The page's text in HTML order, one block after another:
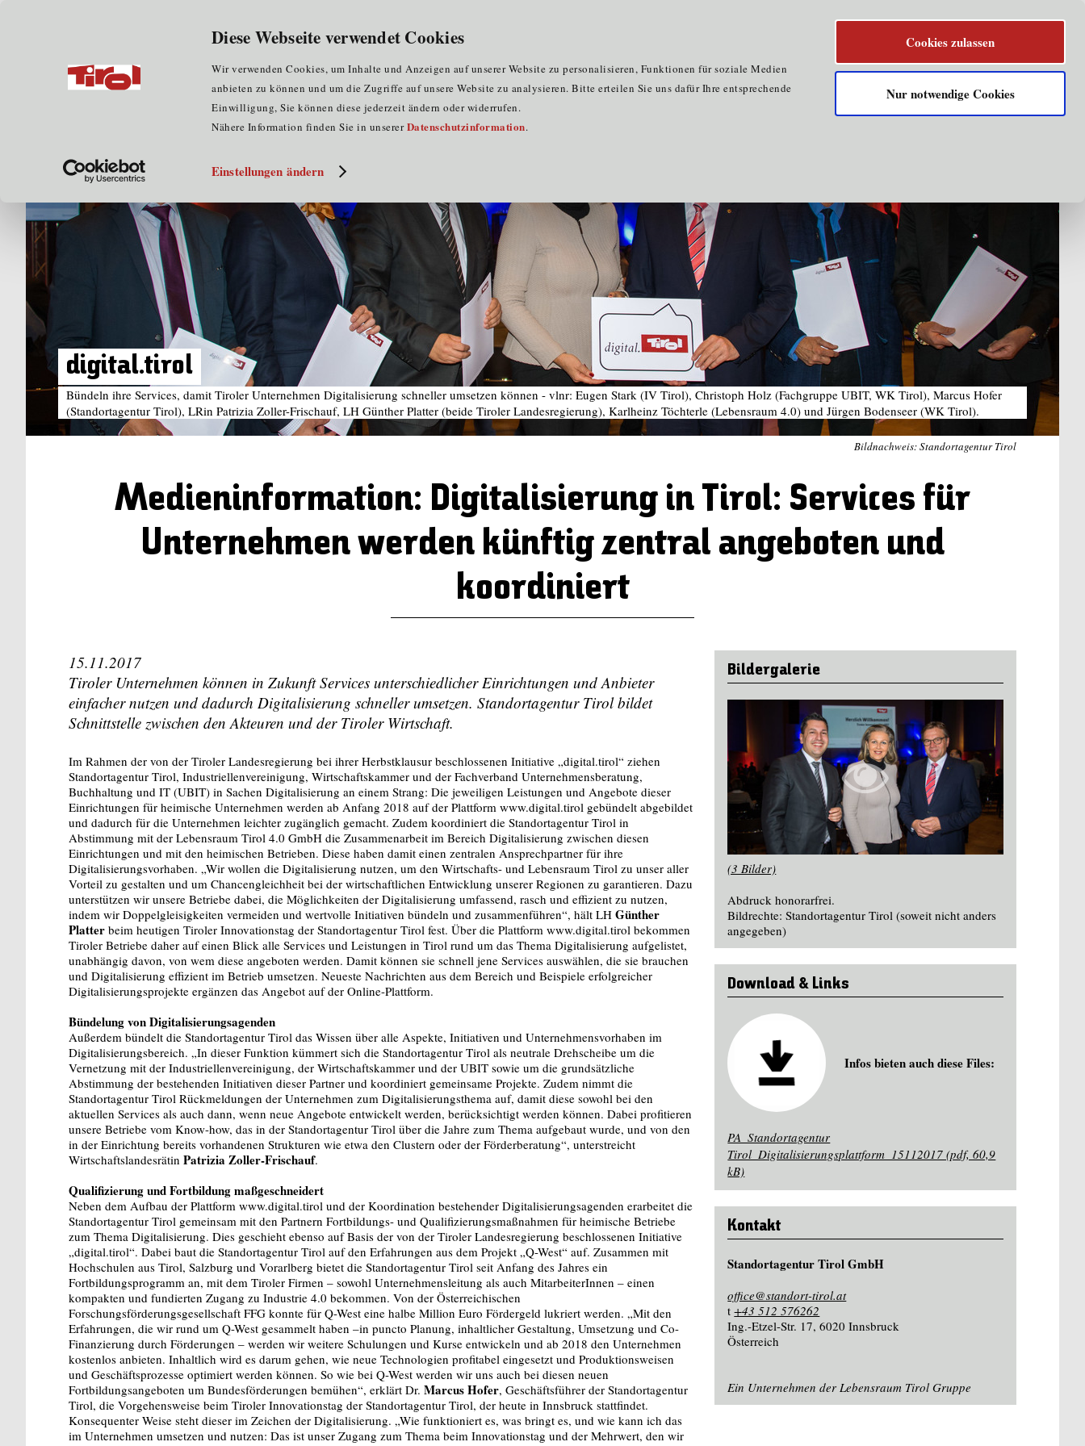
Diese Webseite verwendet Cookies
Wir verwenden Cookies, um Inhalte und Anzeigen auf unserer Website zu personalisieren, Funktionen für soziale Medien
anbieten zu können und um die Zugriffe auf unsere Website zu analysieren. Bitte erteilen Sie uns dafür Ihre entsprechende
Einwilligung, Sie können diese jederzeit ändern oder widerrufen.
Nähere Information finden Sie in unsererDatenschutzinformation.
Einstellungen ändern
Cookies zulassen
Nur notwendige Cookies
Home Presse
Bildnachweis: Standortagentur Tirol
digital.tirol
Bündeln ihre Services, damit Tiroler Unternehmen Digitalisierung schneller umsetzen können - vlnr: Eugen Stark (IV Tirol), Christoph Holz (Fachgruppe UBIT, WK Tirol), Marcus Hofer
(Standortagentur Tirol), LRin Patrizia Zoller-Frischauf, LH Günther Platter (beide Tiroler Landesregierung), Karlheinz Töchterle (Lebensraum 4.0) und Jürgen Bodenseer (WK Tirol).
Medieninformation: Digitalisierung in Tirol: Services für
Unternehmen werden künftig zentral angeboten und
koordiniert
15.11.2017
Tiroler Unternehmen können in Zukunft Services unterschiedlicher Einrichtungen und Anbieter
einfacher nutzen und dadurch Digitalisierung schneller umsetzen. Standortagentur Tirol bildet
Schnittstelle zwischen den Akteuren und der Tiroler Wirtschaft.
Im Rahmen der von der Tiroler Landesregierung bei ihrer Herbstklausur beschlossenen Initiative „digital.tirol“ ziehen
Standortagentur Tirol, Industriellenvereinigung, Wirtschaftskammer und der Fachverband Unternehmensberatung,
Buchhaltung und IT (UBIT) in Sachen Digitalisierung an einem Strang: Die jeweiligen Leistungen und Angebote dieser
Einrichtungen für heimische Unternehmen werden ab Anfang 2018 auf der Plattform www.digital.tirol gebündelt abgebildet
und dadurch für die Unternehmen leichter zugänglich gemacht. Zudem koordiniert die Standortagentur Tirol in
Abstimmung mit der Lebensraum Tirol 4.0 GmbH die Zusammenarbeit im Bereich Digitalisierung zwischen diesen
Einrichtungen und mit den heimischen Betrieben. Diese haben damit einen zentralen Ansprechpartner für ihre
Digitalisierungsvorhaben. „Wir wollen die Digitalisierung nutzen, um den Wirtschafts- und Lebensraum Tirol zu unser aller
Vorteil zu gestalten und um Chancengleichheit bei der wirtschaftlichen Entwicklung unserer Regionen zu garantieren. Dazu
unterstützen wir unsere Betriebe dabei, die Möglichkeiten der Digitalisierung umfassend, rasch und effizient zu nutzen,
indem wir Doppelgleisigkeiten vermeiden und wertvolle Initiativen bündeln und zusammenführen“, hält LH Günther
Platterbeim heutigen Tiroler Innovationstag der Standortagentur Tirol fest. Über die Plattform www.digital.tirol bekommen
Tiroler Betriebe daher auf einen Blick alle Services und Leistungen in Tirol rund um das Thema Digitalisierung aufgelistet,
unabhängig davon, von wem diese angeboten werden. Damit können sie schnell jene Services auswählen, die sie brauchen
und Digitalisierung effizient im Betrieb umsetzen. Neueste Nachrichten aus dem Bereich und Beispiele erfolgreicher
Digitalisierungsprojekte ergänzen das Angebot auf der Online-Plattform.
Bündelung von Digitalisierungsagenden
Außerdem bündelt die Standortagentur Tirol das Wissen über alle Aspekte, Initiativen und Unternehmensvorhaben im
Digitalisierungsbereich. „In dieser Funktion kümmert sich die Standortagentur Tirol als neutrale Drehscheibe um die
Vernetzung mit der Industriellenvereinigung, der Wirtschaftskammer und der UBIT sowie um die grundsätzliche
Abstimmung der bestehenden Initiativen dieser Partner und koordiniert gemeinsame Projekte. Zudem nimmt die
Standortagentur Tirol Rückmeldungen der Unternehmen zum Digitalisierungsthema auf, damit diese sowohl bei den
aktuellen Services als auch dann, wenn neue Angebote entwickelt werden, berücksichtigt werden können. Dabei profitieren
unsere Betriebe vom Know-how, das in der Standortagentur Tirol über die Jahre zum Thema aufgebaut wurde, und von den
in der Einrichtung bereits vorhandenen Strukturen wie etwa den Clustern oder der Förderberatung“, unterstreicht
Wirtschaftslandesrätin Patrizia Zoller-Frischauf.
Qualifizierung und Fortbildung maßgeschneidert
Neben dem Aufbau der Plattform www.digital.tirol und der Koordination bestehender Digitalisierungsagenden erarbeitet die
Standortagentur Tirol gemeinsam mit den Partnern Fortbildungs- und Qualifizierungsmaßnahmen für heimische Betriebe
zum Thema Digitalisierung. Dies geschieht ebenso auf Basis der von der Tiroler Landesregierung beschlossenen Initiative
„digital.tirol“. Dabei baut die Standortagentur Tirol auf den Erfahrungen aus dem Projekt „Q-West“ auf. Zusammen mit
Hochschulen aus Tirol, Salzburg und Vorarlberg bietet die Standortagentur Tirol seit Anfang des Jahres ein
Fortbildungsprogramm an, mit dem Tiroler Firmen – sowohl Unternehmensleitung als auch MitarbeiterInnen – einen
kompakten und fundierten Zugang zu Industrie 4.0 bekommen. Von der Österreichischen
Forschungsförderungsgesellschaft FFG konnte für Q-West eine halbe Million Euro Fördergeld lukriert werden. „Mit den
Erfahrungen, die wir rund um Q-West gesammelt haben –in puncto Planung, inhaltlicher Gestaltung, Umsetzung und Co-
Finanzierung durch Förderungen – werden wir weitere Schulungen und Kurse entwickeln und ab 2018 den Unternehmen
kostenlos anbieten. Inhaltlich wird es darum gehen, wie neue Technologien profitabel eingesetzt und Produktionsweisen
und Geschäftsprozesse optimiert werden können. So wie bei Q-West werden wir uns auch bei diesen neuen
Fortbildungsangeboten um Bundesförderungen bemühen“, erklärt Dr. Marcus Hofer, Geschäftsführer der Standortagentur
Tirol, die Vorgehensweise beim Tiroler Innovationstag der Standortagentur Tirol, der heute in Innsbruck stattfindet.
Konsequenter Weise steht dieser im Zeichen der Digitalisierung. „Wie funktioniert es, was bringt es, und wie kann ich das
im Unternehmen umsetzen und nutzen: Das ist unser Zugang zum Thema beim Innovationstag und der Mehrwert, den wir
Bildergalerie
(3 Bilder)
Abdruck honorarfrei.
Bildrechte: Standortagentur Tirol (soweit nicht anders
angegeben)
Download & Links
Infos bieten auch diese Files:
PA_Standortagentur
Tirol_Digitalisierungsplattform_15112017 (pdf, 60,9
kB)
Kontakt
Standortagentur Tirol GmbH
office@standort-tirol.at
t+43 512 576262
Ing.-Etzel-Str. 17, 6020 Innsbruck
Österreich
Ein Unternehmen der Lebensraum Tirol Gruppe